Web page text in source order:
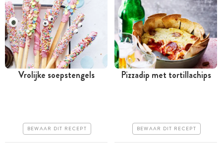
Erg makkelijk
Vrolijke soepstengels
BEWAAR DIT RECEPT
Pizzadip met tortillachips
BEWAAR DIT RECEPT